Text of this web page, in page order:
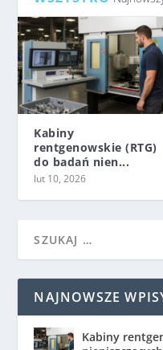
Kabiny
rentgenowskie (RTG)
do badań nien...
lut 10, 2026
NAJNOWSZE
Kabiny